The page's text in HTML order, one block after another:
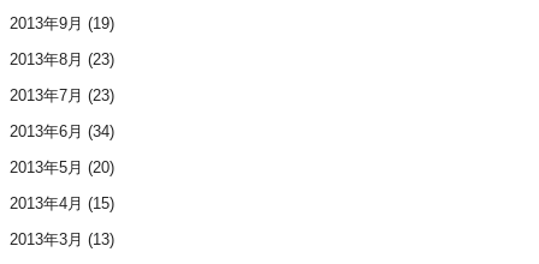
2013年9月 (19)
2013年8月 (23)
2013年7月 (23)
2013年6月 (34)
2013年5月 (20)
2013年4月 (15)
2013年3月 (13)